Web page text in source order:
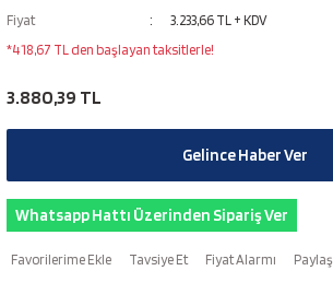
Fiyat
3.233,66 TL + KDV
*418,67 TL den başlayan taksitlerle!
3.880,39 TL
Gelince Haber Ver
Whatsapp Hattı Üzerinden Sipariş Ver
Tavsiye Et Fiyat Alarmı Paylaş